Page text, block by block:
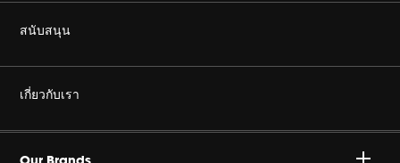
ไวเลส
เฮดโฟน
Gaming
สนับสนุน
ซื้อของแท้
ร้านค้าตัวแทนจำหน่ายอย่างเป็นทางการ
เกี่ยวกับเรา